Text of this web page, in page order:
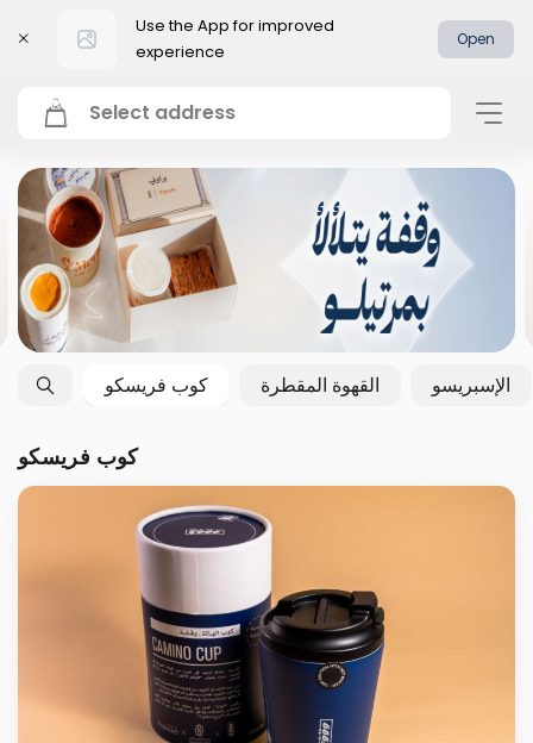
Use the App for improved
experience
Open
Select address
كوب فريسكو القهوة المقطرة الإسبريسو
كوب فريسكو